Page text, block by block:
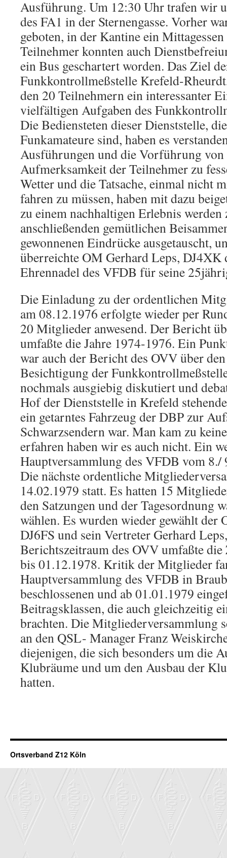
Ausführung. Um 12:30 Uhr trafen wir
des FA1 in der Sternengasse. Vorher
geboten, in der Kantine ein
Teilnehmer konnten auch
ein Bus geschartert worden. Das Ziel
Funkkontrollmeßstelle Krefeld-
den 20 Teilnehmern ein interessanter
vielfältigen Aufgaben des
Die Bediensteten dieser Dienststelle,
Funkamateure sind, haben es
Ausführungen und die Vorführung von
Aufmerksamkeit der Teilnehmer zu
Wetter und die Tatsache, einmal nicht
fahren zu müssen, haben mit dazu
zu einem nachhaltigen Erlebnis werden
anschließenden gemütlichen
gewonnenen Eindrücke ausgetauscht,
überreichte OM Gerhard Leps, DJ4XK
Ehrennadel des VFDB für seine
Die Einladung zu der ordentlichen
am 08.12.1976 erfolgte wieder per
20 Mitglieder anwesend. Der Bericht
umfaßte die Jahre 1974-1976. Ein
war auch der Bericht des OVV über
Besichtigung der
nochmals ausgiebig diskutiert und
Hof der Dienststelle in Krefeld
ein getarntes Fahrzeug der DBP zur
Schwarzsendern war. Man kam zu
erfahren haben wir es auch nicht. Ein
Hauptversammlung des VFDB vom
Die nächste ordentliche
14.02.1979 statt. Es hatten 15
den Satzungen und der Tagesordnung
wählen. Es wurden wieder gewählt der
DJ6FS und sein Vertreter Gerhard
Berichtszeitraum des OVV umfaßte
bis 01.12.1978. Kritik der Mitglieder
Hauptversammlung des VFDB in
beschlossenen und ab 01.01.1979
Beitragsklassen, die auch gleichzeitig
brachten. Die Mitgliederversammlung
an den QSL- Manager Franz
diejenigen, die sich besonders um die
Klubräume und um den Ausbau der
hatten.
Ortsverband Z12 Köln